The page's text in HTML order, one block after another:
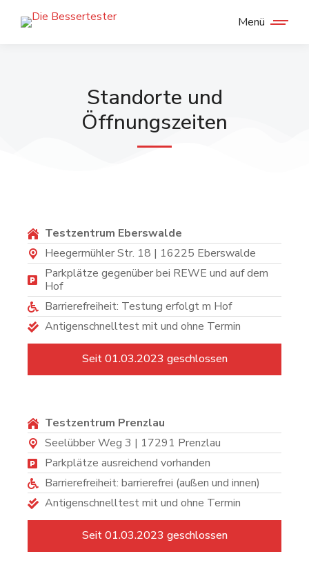
Menü
Standorte und
Öffnungszeiten
Testzentrum Eberswalde
Heegermühler Str. 18 | 16225 Eberswalde
Parkplätze gegenüber bei REWE und auf dem
Hof
Barrierefreiheit: Testung erfolgt m Hof
Antigenschnelltest mit und ohne Termin
Seit 01.03.2023 geschlossen
Testzentrum Prenzlau
Seelübber Weg 3 | 17291 Prenzlau
Parkplätze ausreichend vorhanden
Barrierefreiheit: barrierefrei (außen und innen)
Antigenschnelltest mit und ohne Termin
Seit 01.03.2023 geschlossen